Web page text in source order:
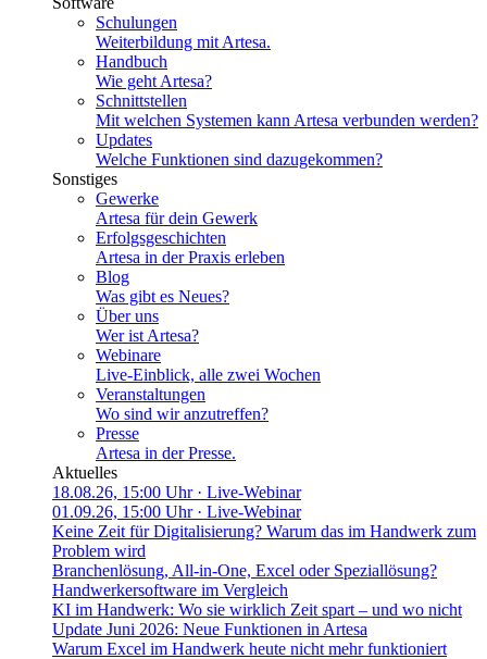
Schulungen
Weiterbildung mit Artesa.
Handbuch
Wie geht Artesa?
Schnittstellen
Mit welchen Systemen kann Artesa verbunden werden?
Updates
Welche Funktionen sind dazugekommen?
Sonstiges
Gewerke
Artesa für dein Gewerk
Erfolgsgeschichten
Artesa in der Praxis erleben
Blog
Was gibt es Neues?
Über uns
Wer ist Artesa?
Webinare
Live-Einblick, alle zwei Wochen
Veranstaltungen
Wo sind wir anzutreffen?
Presse
Artesa in der Presse.
Aktuelles
18.08.26, 15:00 Uhr· Live-Webinar
01.09.26, 15:00 Uhr· Live-Webinar
Keine Zeit für Digitalisierung? Warum das im Handwerk zum
Problem wird
Branchenlösung, All-in-One, Excel oder Speziallösung?
Handwerkersoftware im Vergleich
KI im Handwerk: Wo sie wirklich Zeit spart – und wo nicht
Update Juni 2026: Neue Funktionen in Artesa
Warum Excel im Handwerk heute nicht mehr funktioniert